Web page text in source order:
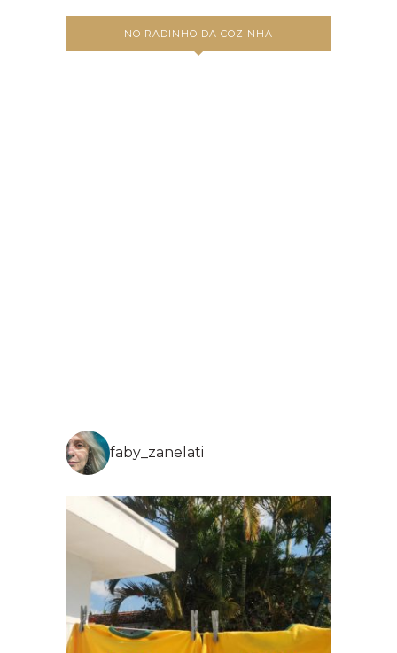
NO RADINHO DA COZINHA
faby_zanelati